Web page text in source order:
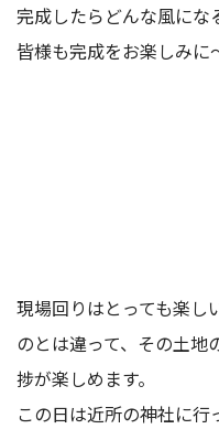
完成したらどんな風にな
皆様も完成をお楽しみ
現場回りはとっても楽し
のとは違って、その土地
捗が楽しめます。
この日は近所の神社に